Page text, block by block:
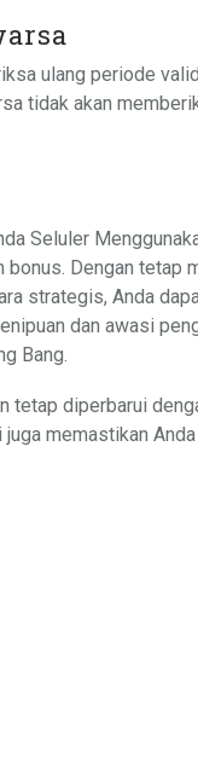
ulang periode
tidak akan
Seluler
bonus. Dengan tetap
strategis, Anda
dan awasi
Bang.
tetap diperbarui
memastikan